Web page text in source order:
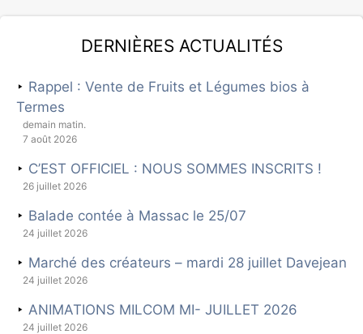
Dernières actualités
Rappel : Vente de Fruits et Légumes bios à
Termes
demain matin.
7 août 2026
C’EST OFFICIEL : NOUS SOMMES INSCRITS !
26 juillet 2026
Balade contée à Massac le 25/07
24 juillet 2026
Marché des créateurs – mardi 28 juillet Davejean
24 juillet 2026
ANIMATIONS MILCOM MI- JUILLET 2026
24 juillet 2026